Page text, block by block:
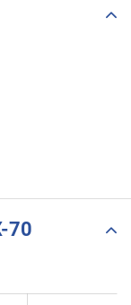
70